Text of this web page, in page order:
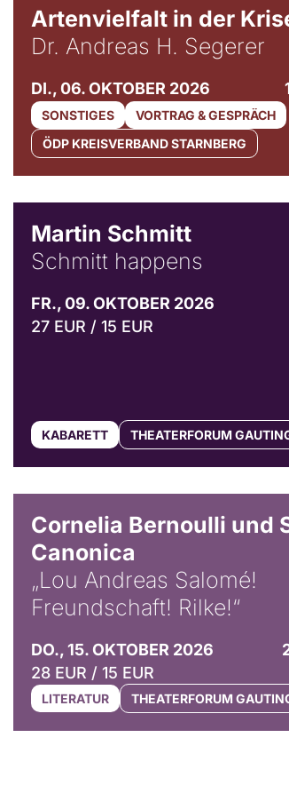
Artenvielfalt in der
Dr. Andreas H. Segerer
DI., 06. OKTOBER 2026
SONSTIGES
VORTRAG & GESPRÄCH
ÖDP KREISVERBAND STARNBERG
Martin Schmitt
Schmitt happens
FR., 09. OKTOBER 2026
27 EUR / 15 EUR
KABARETT THEATERFORUM
Cornelia Bernoulli und
Canonica
„Lou Andreas Salomé!
Freundschaft! Rilke!“
DO., 15. OKTOBER 2026
28 EUR / 15 EUR
LITERATUR THEATERFORUM